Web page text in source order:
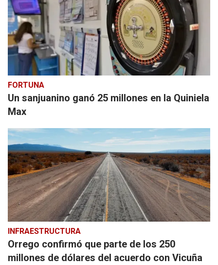
FORTUNA
Un sanjuanino ganó 25 millones en la Quiniela
Max
INFRAESTRUCTURA
Orrego confirmó que parte de los 250
millones de dólares del acuerdo con Vicuña